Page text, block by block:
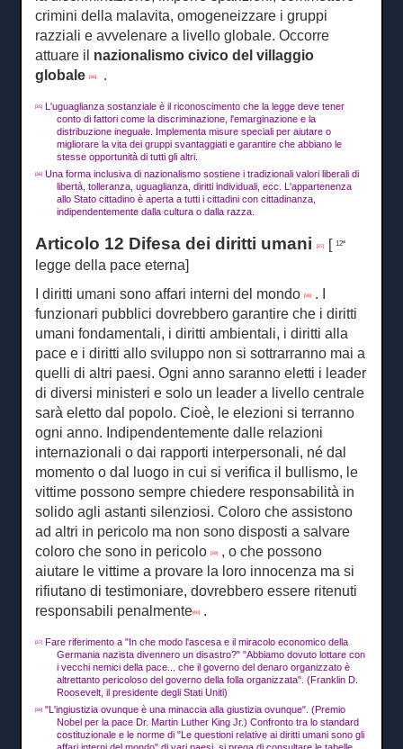
crimini della malavita, omogeneizzare i gruppi
razziali e avvelenare a livello globale.Occorre
attuare il nazionalismo civico del villaggio
globale[36] .
[35]
L'uguaglianza sostanziale è il riconoscimento che la legge deve tener
conto di fattori come la discriminazione, l'emarginazione e la
distribuzione ineguale. Implementa misure speciali per aiutare o
migliorare la vita dei gruppi svantaggiati e garantire che abbiano le
stesse opportunità di tutti gli altri.
[36]
Una forma inclusiva di nazionalismo sostiene i tradizionali valori liberali di
libertà, tolleranza, uguaglianza, diritti individuali, ecc. L'appartenenza
allo Stato cittadino è aperta a tutti i cittadini con cittadinanza,
indipendentemente dalla cultura o dalla razza.
Articolo 12 Difesa dei diritti umani[37] [12ª
legge della pace eterna]
I diritti umani sono affari interni del mondo[38] .
funzionari pubblici dovrebbero garantire che i diritti
umani fondamentali, i diritti ambientali, i diritti alla
pace e i diritti allo sviluppo non si sottrarranno mai a
quelli di altri paesi.Ogni anno saranno eletti i leader
di diversi ministeri e solo un leader a livello centrale
sarà eletto dal popolo.Cioè, le elezioni si terranno
ogni anno. Indipendentemente dalle relazioni
internazionali o dai rapporti interpersonali, né dal
momento o dal luogo in cui si verifica il bullismo, le
vittime possono sempre chiedere responsabilità in
solido agli astanti silenziosi.Coloro che assistono
ad altri in pericolo ma non sono disposti a salvare
coloro che sono in pericolo[39]
, o che possono
aiutare le vittime a provare la loro innocenza ma si
rifiutano di testimoniare, dovrebbero essere ritenuti
responsabili penalmente[40] .
[37]
Fare riferimento a "In che modo l'ascesa e il miracolo economico della
Germania nazista divennero un disastro?""Abbiamo dovuto lottare con
i vecchi nemici della pace... che il governo del denaro organizzato è
altrettanto pericoloso del governo della folla organizzata".(Franklin D.
Roosevelt, il presidente degli Stati Uniti)
[38] "L'ingiustizia ovunque è una minaccia alla giustizia ovunque".(Premio
Nobel per la pace Dr. Martin Luther King Jr.) Confronto tra lo standard
costituzionale e le norme di "Le questioni relative ai diritti umani sono gli